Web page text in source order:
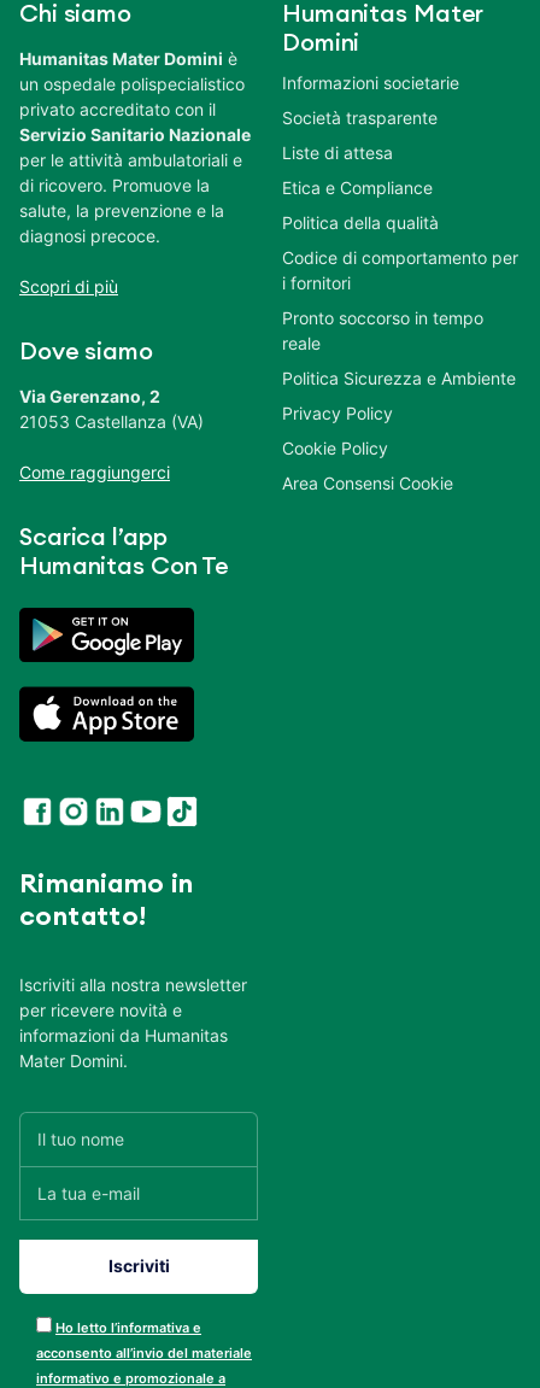
Chi siamo
Humanitas Mater Domini è
un ospedale polispecialistico
privato accreditato con il
Servizio Sanitario Nazionale
per le attività ambulatoriali e
di ricovero. Promuove la
salute, la prevenzione e la
diagnosi precoce.
Scopri di più
Dove siamo
Via Gerenzano, 2
21053 Castellanza (VA)
Come raggiungerci
Scarica l’app
Humanitas Con Te
Rimaniamo in
contatto!
Iscriviti alla nostra newsletter
per ricevere novità e
informazioni da Humanitas
Mater Domini.
Ho letto l’informativa e
acconsento all’invio del materiale
informativo e promozionale a
Humanitas Mater
Domini
Informazioni societarie
Società trasparente
Liste di attesa
Etica e Compliance
Politica della qualità
Codice di comportamento per
i fornitori
Pronto soccorso in tempo
reale
Politica Sicurezza e Ambiente
Privacy Policy
Cookie Policy
Area Consensi Cookie